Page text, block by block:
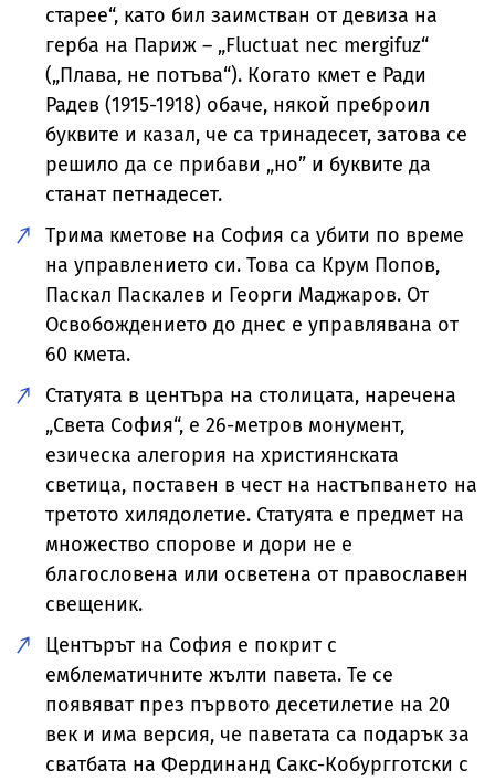
старее“, като бил заимстван от девиза на
герба на Париж – „Fluctuat nec mergifuz“
(„Плава, не потъва“). Когато кмет е Ради
Радев (1915-1918) обаче, някой преброил
буквите и казал, че са тринадесет, затова се
решило да се прибави „но” и буквите да
станат петнадесет.
Трима кметове на София са убити по време
на управлението си. Това са Крум Попов,
Паскал Паскалев и Георги Маджаров. От
Освобождението до днес е управлявана от
60 кмета.
Статуята в центъра на столицата, наречена
„Света София“, е 26-метров монумент,
езическа алегория на християнската
светица, поставен в чест на настъпването на
третото хилядолетие. Статуята е предмет на
множество спорове и дори не е
благословена или осветена от православен
свещеник.
Центърът на София е покрит с
емблематичните жълти павета. Те се
появяват през първото десетилетие на 20
век и има версия, че паветата са подарък за
сватбата на Фердинанд Сакс-Кобургготски с